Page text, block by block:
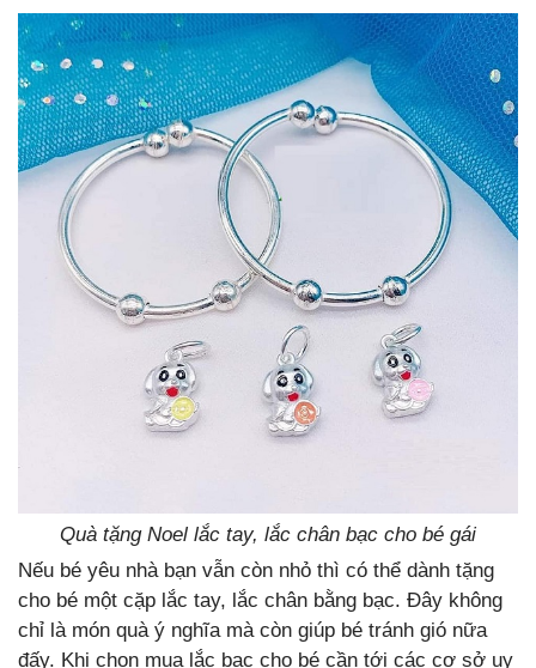
Quà tặng Noel lắc tay, lắc chân bạc cho bé gái
Nếu bé yêu nhà bạn vẫn còn nhỏ thì có thể dành tặng
cho bé một cặp lắc tay, lắc chân bằng bạc. Đây không
chỉ là món quà ý nghĩa mà còn giúp bé tránh gió nữa
đấy. Khi chọn mua lắc bạc cho bé cần tới các cơ sở uy